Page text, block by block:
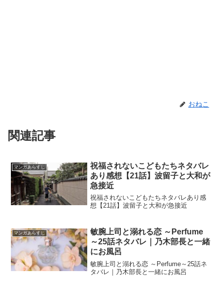
おねこ
関連記事
マンガあらすじ
祝福されないこどもたちネタバレ
あり感想【21話】波留子と大和が
急接近
祝福されないこどもたちネタバレあり感
想【21話】波留子と大和が急接近
マンガあらすじ
敏腕上司と溺れる恋 ～Perfume
～25話ネタバレ｜乃木部長と一緒
にお風呂
敏腕上司と溺れる恋 ～Perfume～25話ネ
タバレ｜乃木部長と一緒にお風呂